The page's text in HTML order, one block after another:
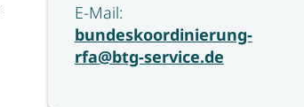
E-Mail:
bundeskoordinierung-
rfa@btg-service.de